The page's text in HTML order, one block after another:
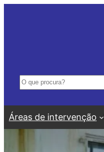
Pesquisar
Áreas de intervenção